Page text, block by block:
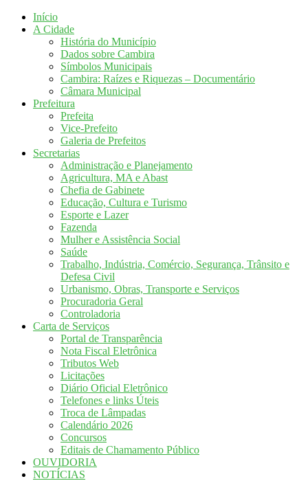
Início
A Cidade
História do Município
Dados sobre Cambira
Símbolos Municipais
Cambira: Raízes e Riquezas – Documentário
Câmara Municipal
Prefeitura
Prefeita
Vice-Prefeito
Galeria de Prefeitos
Secretarias
Administração e Planejamento
Agricultura, MA e Abast
Chefia de Gabinete
Educação, Cultura e Turismo
Esporte e Lazer
Fazenda
Mulher e Assistência Social
Saúde
Trabalho, Indústria, Comércio, Segurança, Trânsito e
Defesa Civil
Urbanismo, Obras, Transporte e Serviços
Procuradoria Geral
Controladoria
Carta de Serviços
Portal de Transparência
Nota Fiscal Eletrônica
Tributos Web
Licitações
Diário Oficial Eletrônico
Telefones e links Úteis
Troca de Lâmpadas
Calendário 2026
Concursos
Editais de Chamamento Público
OUVIDORIA
NOTÍCIAS